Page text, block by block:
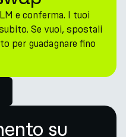
e conferma. I tuoi
Se vuoi, spostali
per guadagnare fino
su